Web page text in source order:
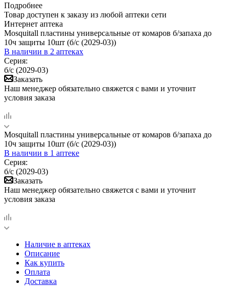
Подробнее
Товар доступен к заказу из любой аптеки сети
Интернет аптека
Mosquitall пластины универсальные от комаров б/запаха до
10ч защиты 10шт (б/с (2029-03))
В наличии в 2 аптеках
Серия:
б/с (2029-03)
Заказать
Наш менеджер обязательно свяжется с вами и уточнит
условия заказа
Mosquitall пластины универсальные от комаров б/запаха до
10ч защиты 10шт (б/с (2029-03))
В наличии в 1 аптеке
Серия:
б/с (2029-03)
Заказать
Наш менеджер обязательно свяжется с вами и уточнит
условия заказа
Наличие в аптеках
Описание
Как купить
Оплата
Доставка